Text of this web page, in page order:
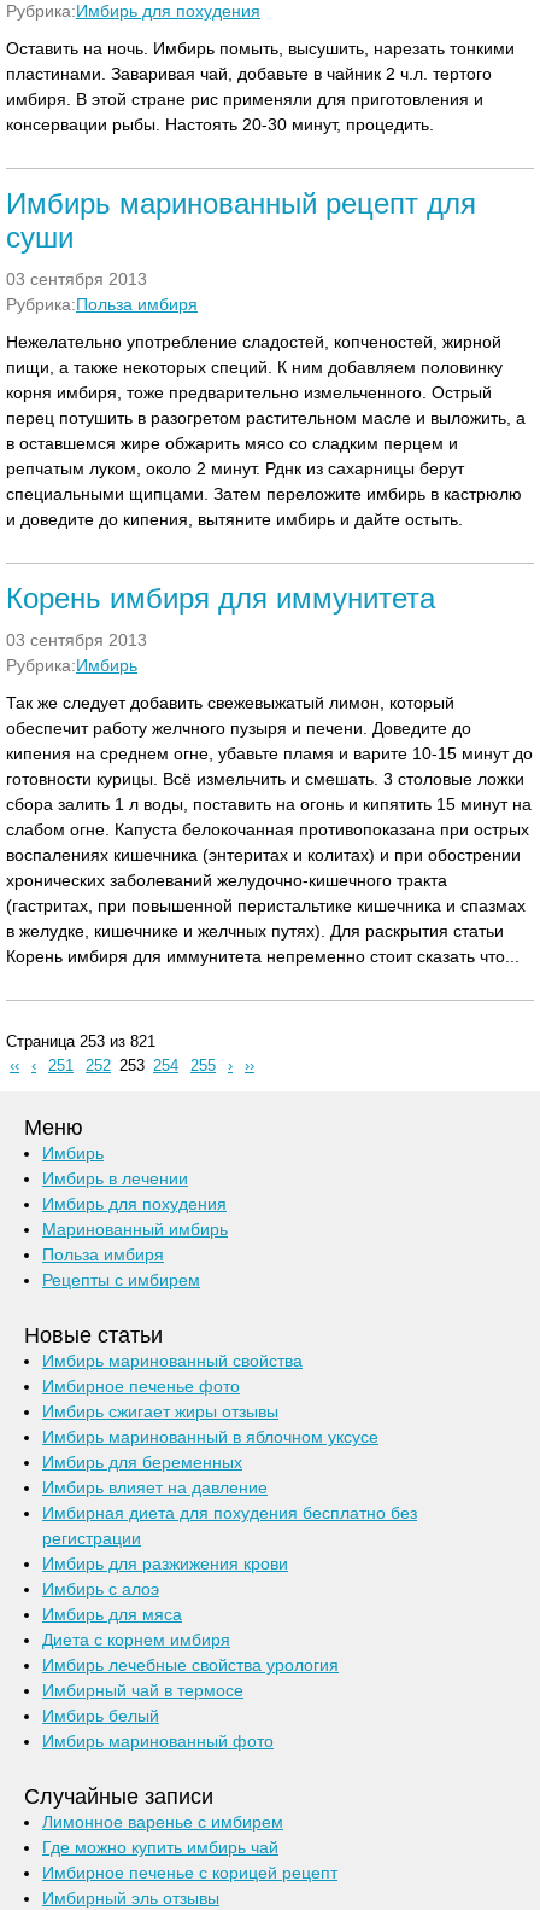
Рубрика:Имбирь для похудения
Оставить на ночь. Имбирь помыть, высушить, нарезать тонкими
пластинами. Заваривая чай, добавьте в чайник 2 ч.л. тертого
имбиря. В этой стране рис применяли для приготовления и
консервации рыбы. Настоять 20-30 минут, процедить.
Имбирь маринованный рецепт для
суши
03 сентября 2013
Рубрика:Польза имбиря
Нежелательно употребление сладостей, копченостей, жирной
пищи, а также некоторых специй. К ним добавляем половинку
корня имбиря, тоже предварительно измельченного. Острый
перец потушить в разогретом растительном масле и выложить, а
в оставшемся жире обжарить мясо со сладким перцем и
репчатым луком, около 2 минут. Рднк из сахарницы берут
специальными щипцами. Затем переложите имбирь в кастрюлю
и доведите до кипения, вытяните имбирь и дайте остыть.
Корень имбиря для иммунитета
03 сентября 2013
Рубрика:Имбирь
Так же следует добавить свежевыжатый лимон, который
обеспечит работу желчного пузыря и печени. Доведите до
кипения на среднем огне, убавьте пламя и варите 10-15 минут до
готовности курицы. Всё измельчить и смешать. 3 столовые ложки
сбора залить 1 л воды, поставить на огонь и кипятить 15 минут на
слабом огне. Капуста белокочанная противопоказана при острых
воспалениях кишечника (энтеритах и колитах) и при обострении
хронических заболеваний желудочно-кишечного тракта
(гастритах, при повышенной перистальтике кишечника и спазмах
в желудке, кишечнике и желчных путях). Для раскрытия статьи
Корень имбиря для иммунитета непременно стоит сказать что...
Страница 253 из 821
‹‹
‹ 251 252 253 254 255 › ››
Меню
Имбирь
Имбирь в лечении
Имбирь для похудения
Маринованный имбирь
Польза имбиря
Рецепты с имбирем
Новые статьи
Имбирь маринованный свойства
Имбирное печенье фото
Имбирь сжигает жиры отзывы
Имбирь маринованный в яблочном уксусе
Имбирь для беременных
Имбирь влияет на давление
Имбирная диета для похудения бесплатно без
регистрации
Имбирь для разжижения крови
Имбирь с алоэ
Имбирь для мяса
Диета с корнем имбиря
Имбирь лечебные свойства урология
Имбирный чай в термосе
Имбирь белый
Имбирь маринованный фото
Случайные записи
Лимонное варенье с имбирем
Где можно купить имбирь чай
Имбирное печенье с корицей рецепт
Имбирный эль отзывы